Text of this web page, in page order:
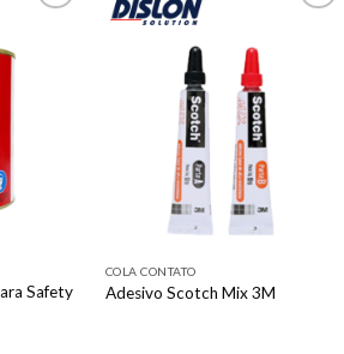
Safety
COLA CONTATO
Adesivo Scotch Mix 3M